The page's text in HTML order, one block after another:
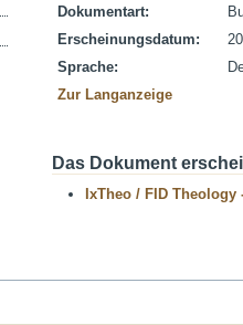
Dokumentart:
Erscheinungsdatum:
Sprache:
Zur Langanzeige
Das Dokument
IxTheo / FID Theology